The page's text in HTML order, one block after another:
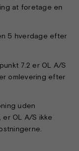
at foretage en
5 hverdage efter
7.2 er OL A/S
omlevering efter
uden
OL A/S ikke